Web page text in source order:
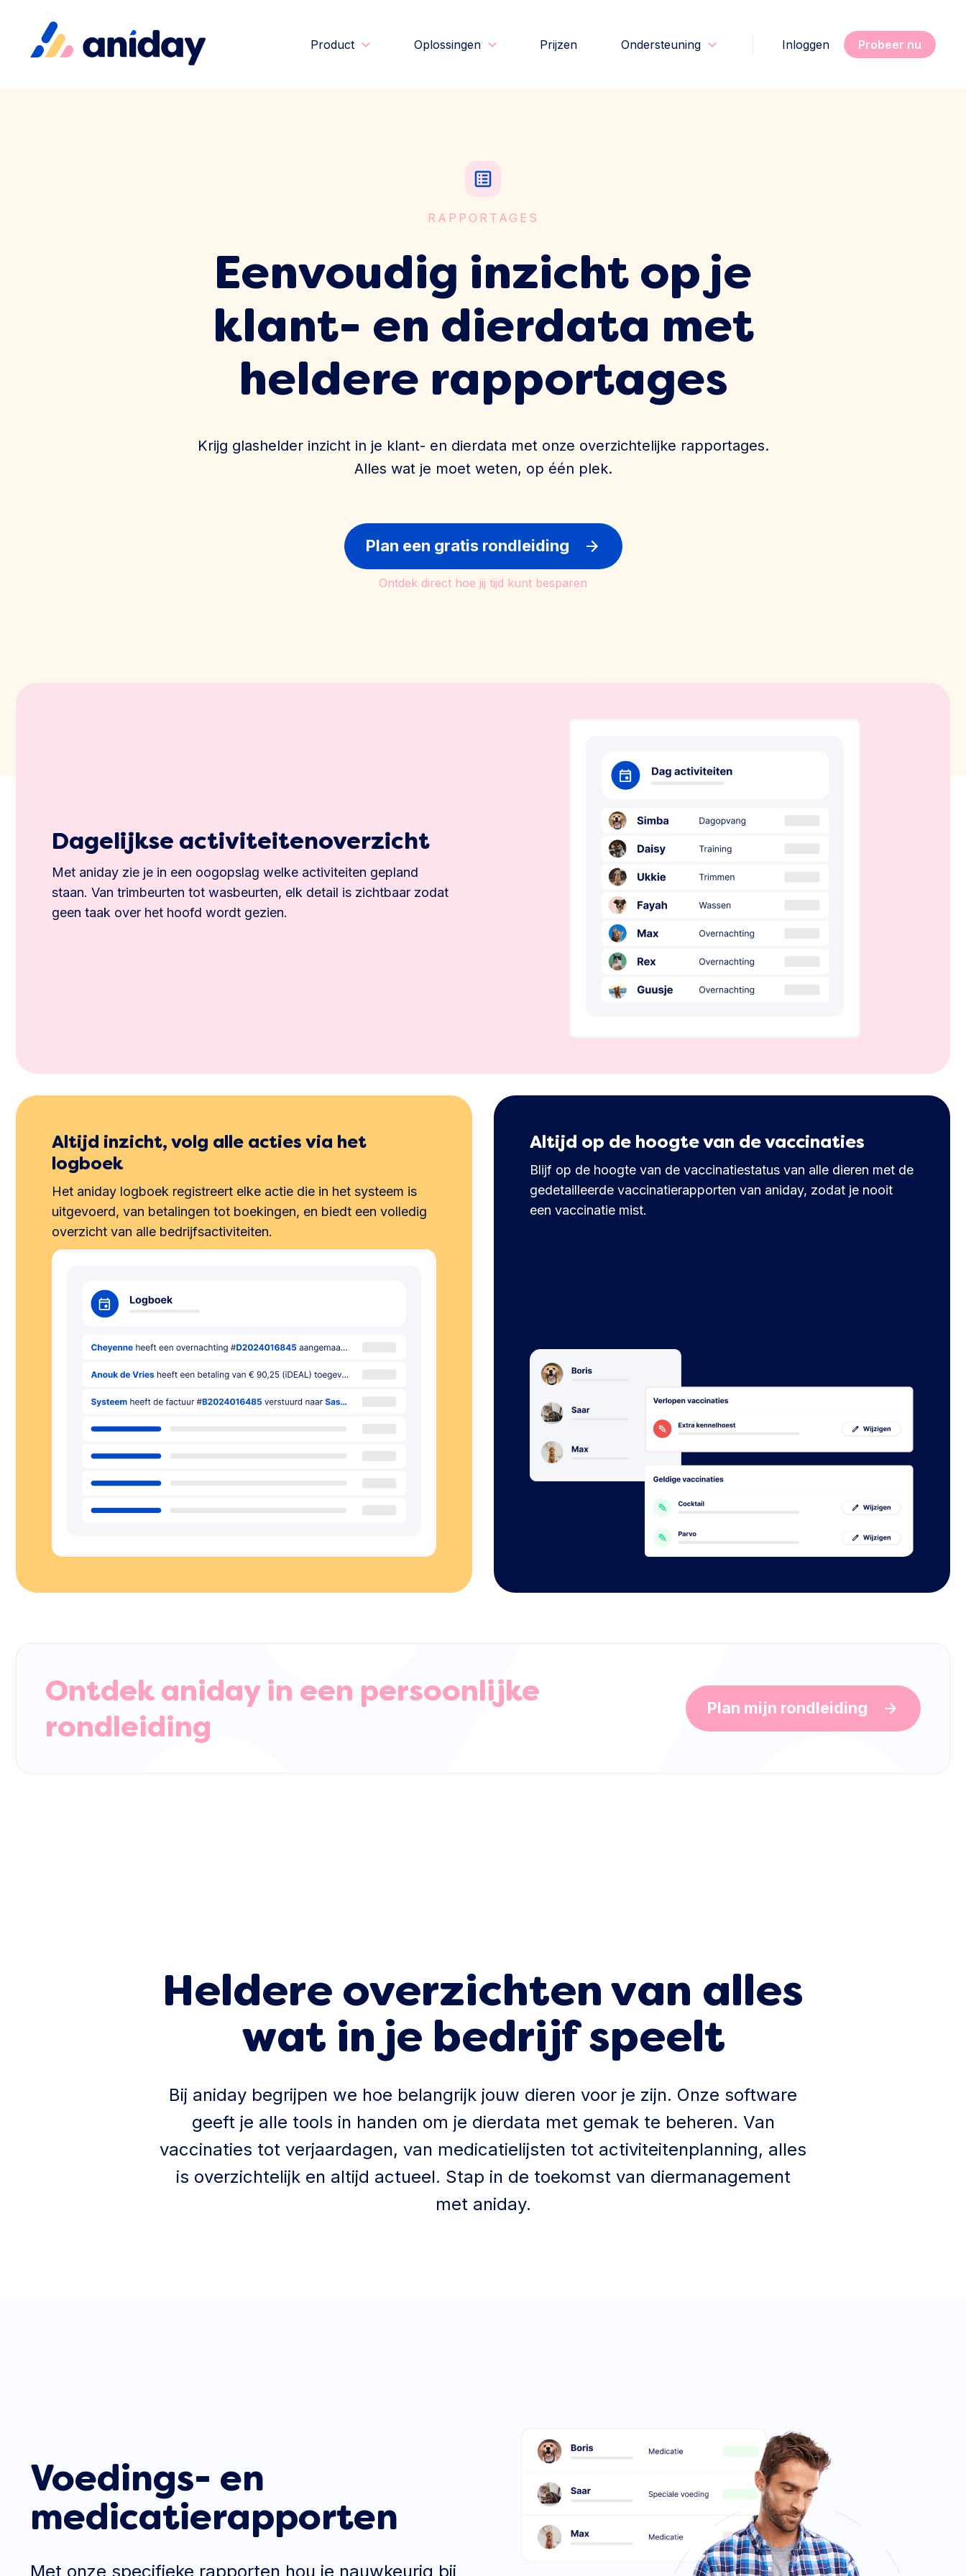
Product Oplossingen Prijzen Ondersteuning Inloggen Probeer nu
RAPPORTAGES
Eenvoudig inzicht op je
klant- en dierdata met
heldere rapportages
Krijg glashelder inzicht in je klant- en dierdata met onze overzichtelijke rapportages.
Alles wat je moet weten, op één plek.
Plan een gratis rondleiding
Ontdek direct hoe jij tijd kunt besparen
Dagelijkse activiteitenoverzicht
Met aniday zie je in een oogopslag welke activiteiten gepland
staan. Van trimbeurten tot wasbeurten, elk detail is zichtbaar zodat
geen taak over het hoofd wordt gezien.
Altijd inzicht, volg alle acties via het
logboek
Het aniday logboek registreert elke actie die in het systeem is
uitgevoerd, van betalingen tot boekingen, en biedt een volledig
overzicht van alle bedrijfsactiviteiten.
Altijd op de hoogte van de vaccinaties
Blijf op de hoogte van de vaccinatiestatus van alle dieren met de
gedetailleerde vaccinatierapporten van aniday, zodat je nooit
een vaccinatie mist.
Ontdek aniday in een persoonlijke
rondleiding
Plan mijn rondleiding
Heldere overzichten van alles
wat in je bedrijf speelt
Bij aniday begrijpen we hoe belangrijk jouw dieren voor je zijn. Onze software
geeft je alle tools in handen om je dierdata met gemak te beheren. Van
vaccinaties tot verjaardagen, van medicatielijsten tot activiteitenplanning, alles
is overzichtelijk en altijd actueel. Stap in de toekomst van diermanagement
met aniday.
Met onze specifieke rapporten hou je nauwkeurig bij
Voedings- en
medicatierapporten